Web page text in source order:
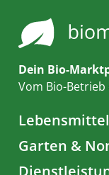
Dein Bio-
Vom Bio-
Garten &